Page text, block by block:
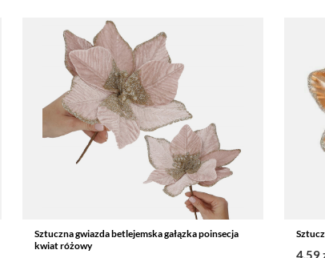
Sztuczna gwiazda betlejemska gałązka poinsecja
kwiat różowy
4,59